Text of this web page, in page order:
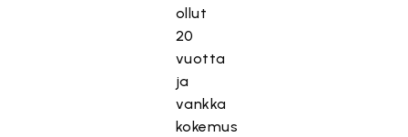
ollut
20
vuotta
ja
vankka
kokemus